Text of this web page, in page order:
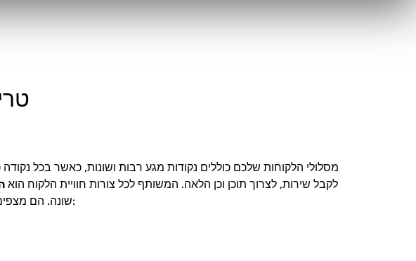
מסלולי הלקוחות שלכם כוללים נקודות מגע רבות ושונות, כאשר בכל נקודה
לקבל שירות, לצרוך תוכן וכן הלאה. המשותף לכל צורות חוויית הלקוח הוא
שונה. הם מצפים שנדע מה הם רוצים עכשיו בהתבסס על: